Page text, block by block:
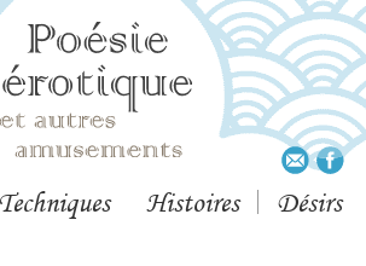
Techniques Histoires Désirs